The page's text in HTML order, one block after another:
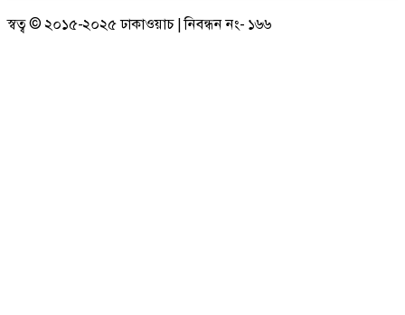
স্বত্ব © ২০১৫-২০২৫ ঢাকাওয়াচ | নিবন্ধন নং- ১৬৬